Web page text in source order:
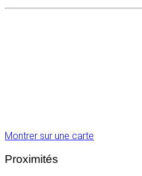
Montrer sur une carte
Proximités